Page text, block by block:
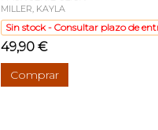
MILLER, KAYLA
Sin stock - Consultar plazo de
49,90 €
Comprar